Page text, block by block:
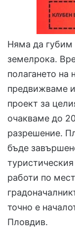
Няма да губим
земелрока.
полагането на
предвижваме
проект за
очакваме до
разрешение.
бъде
работи по
точно е
Пловдив.